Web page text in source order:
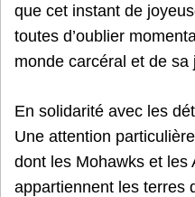
que cet instant de
toutes d’oublier
monde carcéral et de sa
En solidarité avec les
Une attention
dont les Mohawks et les
appartiennent les terres